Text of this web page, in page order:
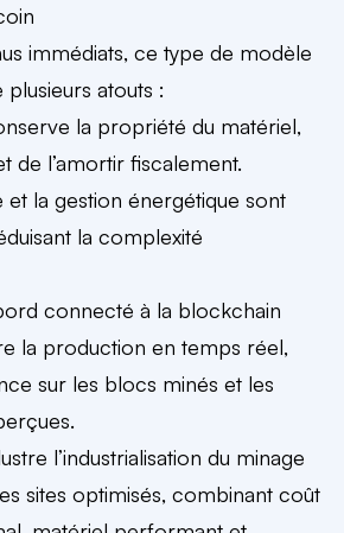
immédiats, ce type de modèle
atouts :
la propriété du matériel,
de l’amortir fiscalement.
et la gestion énergétique sont
la complexité
connecté à la blockchain
la production en temps réel,
sur les blocs minés et les
l’industrialisation du minage
sites optimisés, combinant coût